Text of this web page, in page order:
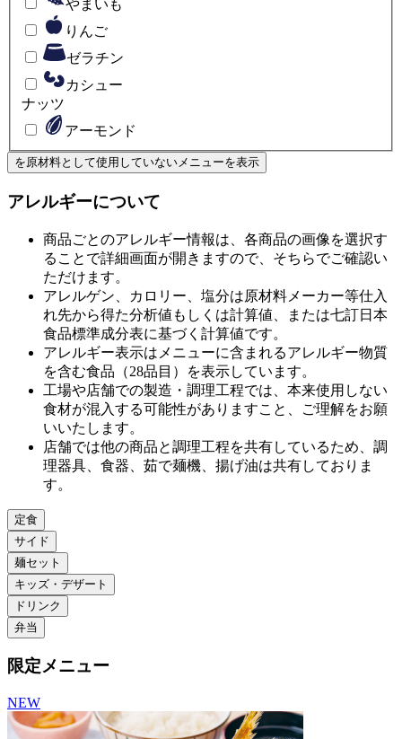
やまいも
りんご
ゼラチン
カシュー
ナッツ
アーモンド
を原材料として使用していないメニューを表示
アレルギーについて
商品ごとのアレルギー情報は、各商品の画像を選択す
ることで詳細画面が開きますので、そちらでご確認い
ただけます。
アレルゲン、カロリー、塩分は原材料メーカー等仕⼊
れ先から得た分析値もしくは計算値、または七訂⽇本
⾷品標準成分表に基づく計算値です。
アレルギー表⽰はメニューに含まれるアレルギー物質
を含む⾷品（28品⽬）を表⽰しています。
⼯場や店舗での製造・調理⼯程では、本来使⽤しない
⾷材が混⼊する可能性がありますこと、ご理解をお願
いいたします。
店舗では他の商品と調理⼯程を共有しているため、調
理器具、⾷器、茹で麺機、揚げ油は共有しておりま
す。
定食
サイド
麺セット
キッズ・デザート
ドリンク
弁当
限定メニュー
NEW